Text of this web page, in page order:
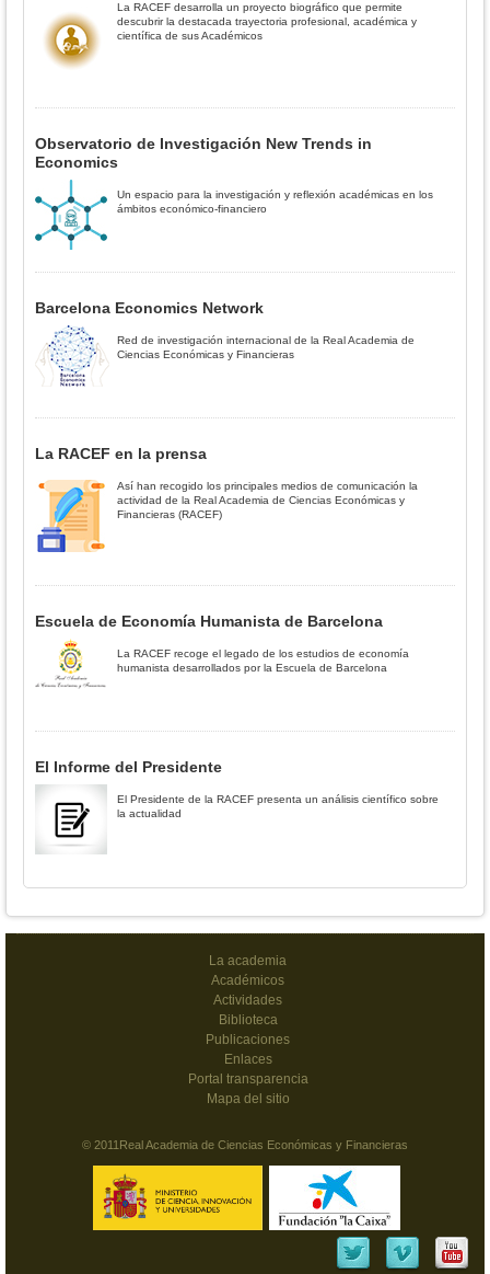
La RACEF desarrolla un proyecto biográfico que permite
descubrir la destacada trayectoria profesional, académica y
científica de sus Académicos
Observatorio de Investigación New Trends in
Economics
Un espacio para la investigación y reflexión académicas en los
ámbitos económico-financiero
Barcelona Economics Network
Red de investigación internacional de la Real Academia de
Ciencias Económicas y Financieras
La RACEF en la prensa
Así han recogido los principales medios de comunicación la
actividad de la Real Academia de Ciencias Económicas y
Financieras (RACEF)
Escuela de Economía Humanista de Barcelona
La RACEF recoge el legado de los estudios de economía
humanista desarrollados por la Escuela de Barcelona
El Informe del Presidente
El Presidente de la RACEF presenta un análisis científico sobre
la actualidad
La academia
Académicos
Actividades
Biblioteca
Publicaciones
Enlaces
Portal transparencia
Mapa del sitio
© 2011Real Academia de Ciencias Económicas y Financieras